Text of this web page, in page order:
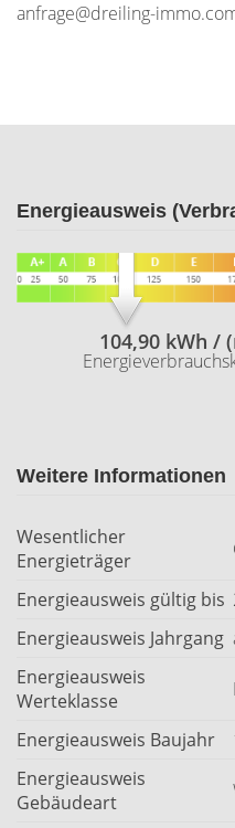
anfrage@dreiling-
Energieausweis
104,90 kWh /
Weitere Informationen
Wesentlicher
Energieträger
Energieausweis gültig bis
Energieausweis Jahrgang
Energieausweis
Werteklasse
Energieausweis Baujahr
Energieausweis
Gebäudeart